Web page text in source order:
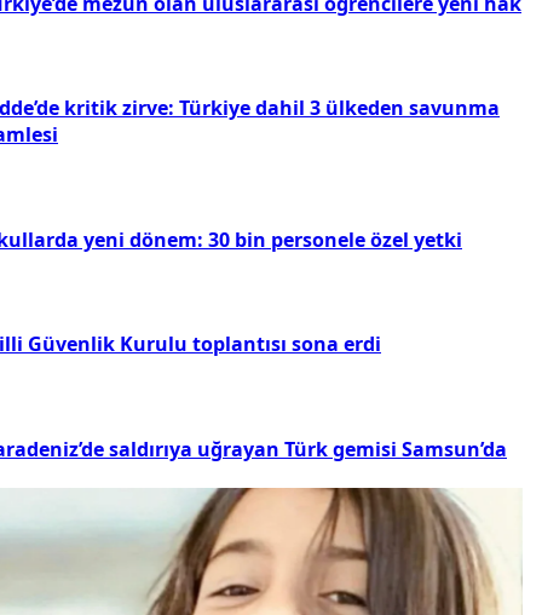
kritik zirve: Türkiye dahil 3 ülkeden savunma
yeni dönem: 30 bin personele özel yetki
Güvenlik Kurulu toplantısı sona erdi
saldırıya uğrayan Türk gemisi Samsun’da